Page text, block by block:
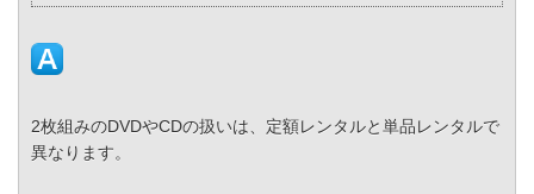
2枚組みのDVDやCDの扱いは、定額レンタルと単品レンタルで
異なります。